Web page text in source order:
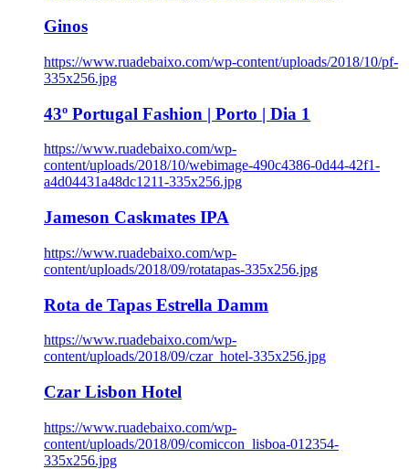
Ginos
https://www.ruadebaixo.com/wp-content/uploads/2018/10/pf-
335x256.jpg
43º Portugal Fashion | Porto | Dia 1
https://www.ruadebaixo.com/wp-
content/uploads/2018/10/webimage-490c4386-0d44-42f1-
a4d04431a48dc1211-335x256.jpg
Jameson Caskmates IPA
https://www.ruadebaixo.com/wp-
content/uploads/2018/09/rotatapas-335x256.jpg
Rota de Tapas Estrella Damm
https://www.ruadebaixo.com/wp-
content/uploads/2018/09/czar_hotel-335x256.jpg
Czar Lisbon Hotel
https://www.ruadebaixo.com/wp-
content/uploads/2018/09/comiccon_lisboa-012354-
335x256.jpg